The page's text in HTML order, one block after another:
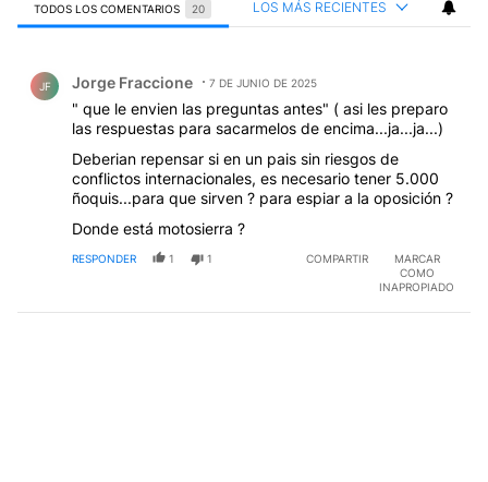
TODOS LOS COMENTARIOS 20 LOS MÁS RECIENTES
JF Jorge Fraccione 7 DE JUNIO DE 2025
" que le envien las preguntas antes" ( asi les preparo
las respuestas para sacarmelos de encima...ja...ja...)
Deberian repensar si en un pais sin riesgos de
conflictos internacionales, es necesario tener 5.000
ñoquis...para que sirven ? para espiar a la oposición ?
Donde está motosierra ?
RESPONDER 1 1 COMPARTIR
MARCAR
COMO
INAPROPIADO